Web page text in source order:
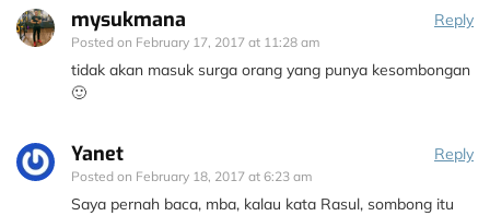
mysukmana
Posted on February 17, 2017 at 11:28 am
Reply
tidak akan masuk surga orang yang punya kesombongan
🙂
Yanet
Posted on February 18, 2017 at 6:23 am
Reply
Saya pernah baca, mba, kalau kata Rasul, sombong itu